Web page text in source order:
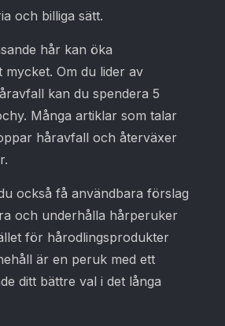
och billiga sätt.
hår kan öka
Om du lider av
kan du spendera 5
Många artiklar som talar
håravfall och återväxer
också få användbara förslag
och underhålla hårperuker
för hårodlingsprodukter
är en peruk med ett
ditt bättre val i det långa